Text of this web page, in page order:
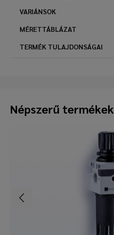
VARIÁNSOK
MÉRETTÁBLÁZAT
TERMÉK TULAJDONSÁGAI
Népszerű termékek